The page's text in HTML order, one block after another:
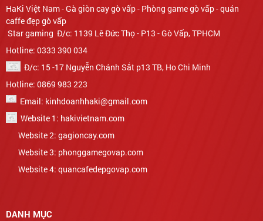
Star gaming Đ/c: 1139 Lê Đức Thọ - P13 - Gò Vấp, TPHCM
Hotline: 0333 390 034
Đ/c: 15 -17 Nguyễn Chánh Sắt p13 TB, Ho Chi Minh
Hotline: 0869 983 223
Email: kinhdoanhhaki@gmail.com
Website 1: hakivietnam.com
Website 2: gagioncay.com
Website 3: phonggamegovap.com
Website 4: quancafedepgovap.com
DANH MỤC